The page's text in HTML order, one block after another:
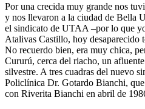
Por una crecida muy grande nos
y nos llevaron a la ciudad de Bella
el sindicato de UTAA –por lo que
Atalivas Castillo, hoy desaparecido
No recuerdo bien, era muy chica,
Cururú, cerca del riacho, un
silvestre. A tres cuadras del nuevo
Policlínica Dr. Gotardo Bianchi,
con Riverita Bianchi en abril de